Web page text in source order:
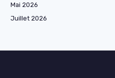
Mai 2026
Juillet 2026